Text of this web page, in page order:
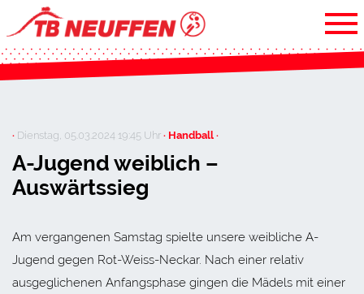
· Dienstag, 05.03.2024 19:45 Uhr· Handball ·
A-Jugend weiblich –
Auswärtssieg
Am vergangenen Samstag spielte unsere weibliche A-
Jugend gegen Rot-Weiss-Neckar. Nach einer relativ
ausgeglichenen Anfangsphase gingen die Mädels mit einer